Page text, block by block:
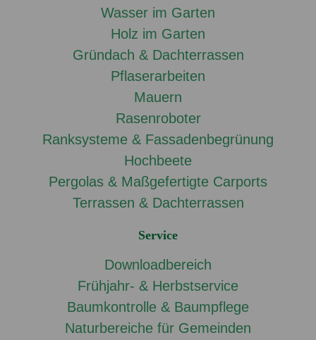
Wasser im Garten
Holz im Garten
Gründach & Dachterrassen
Pflaserarbeiten
Mauern
Rasenroboter
Ranksysteme & Fassadenbegrünung
Hochbeete
Pergolas & Maßgefertigte Carports
Terrassen & Dachterrassen
Service
Downloadbereich
Frühjahr- & Herbstservice
Baumkontrolle & Baumpflege
Naturbereiche für Gemeinden